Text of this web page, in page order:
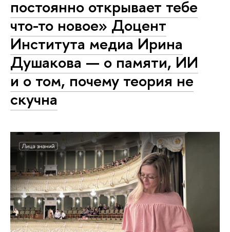
постоянно открывает тебе
что-то новое» Доцент
Института медиа Ирина
Душакова — о памяти, ИИ
и о том, почему теория не
скучна